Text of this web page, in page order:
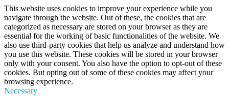
This website uses cookies to improve your experience while you
navigate through the website. Out of these, the cookies that are
categorized as necessary are stored on your browser as they are
essential for the working of basic functionalities of the website. We
also use third-party cookies that help us analyze and understand how
you use this website. These cookies will be stored in your browser
only with your consent. You also have the option to opt-out of these
cookies. But opting out of some of these cookies may affect your
browsing experience.
Necessary